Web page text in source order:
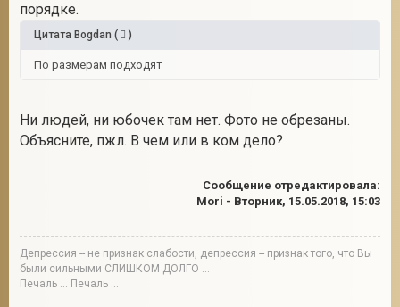
порядке.
Цитата Bogdan ( )
По размерам подходят
Ни людей, ни юбочек там нет. Фото не обрезаны.
Объясните, пжл. В чем или в ком дело?
Сообщение отредактировала:
Mori - Вторник, 15.05.2018, 15:03
Депрессия -- не признак слабости, депрессия -- признак того, что Вы
были сильными СЛИШКОМ ДОЛГО ...
Печаль ... Печаль ...